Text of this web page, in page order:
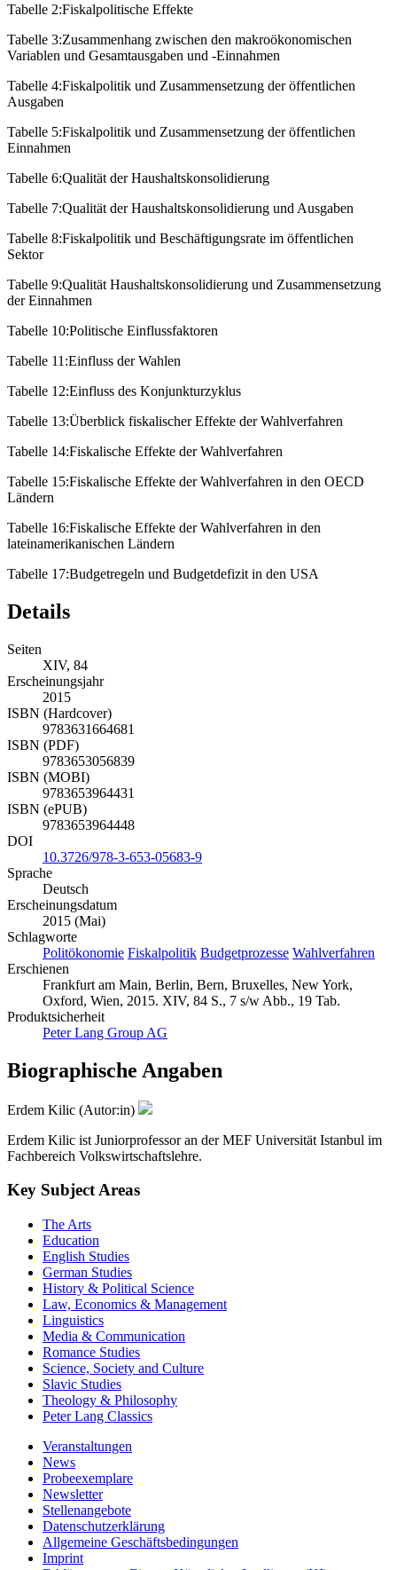
Tabelle 2:Fiskalpolitische Effekte
Tabelle 3:Zusammenhang zwischen den makroökonomischen
Variablen und Gesamtausgaben und -Einnahmen
Tabelle 4:Fiskalpolitik und Zusammensetzung der öffentlichen
Ausgaben
Tabelle 5:Fiskalpolitik und Zusammensetzung der öffentlichen
Einnahmen
Tabelle 6:Qualität der Haushaltskonsolidierung
Tabelle 7:Qualität der Haushaltskonsolidierung und Ausgaben
Tabelle 8:Fiskalpolitik und Beschäftigungsrate im öffentlichen
Sektor
Tabelle 9:Qualität Haushaltskonsolidierung und Zusammen­setzung
der Einnahmen
Tabelle 10:Politische Einflussfaktoren
Tabelle 11:Einfluss der Wahlen
Tabelle 12:Einfluss des Konjunkturzyklus
Tabelle 13:Überblick fiskalischer Effekte der Wahlverfahren
Tabelle 14:Fiskalische Effekte der Wahlverfahren
Tabelle 15:Fiskalische Effekte der Wahlverfahren in den OECD
Ländern
Tabelle 16:Fiskalische Effekte der Wahlverfahren in den
lateinamerikanischen Ländern
Tabelle 17:Budgetregeln und Budgetdefizit in den USA
Details
Seiten
XIV, 84
Erscheinungsjahr
2015
ISBN (Hardcover)
9783631664681
ISBN (PDF)
9783653056839
ISBN (MOBI)
9783653964431
ISBN (ePUB)
9783653964448
DOI
10.3726/978-3-653-05683-9
Sprache
Deutsch
Erscheinungsdatum
2015 (Mai)
Schlagworte
Politökonomie Fiskalpolitik Budgetprozesse Wahlverfahren
Erschienen
Frankfurt am Main, Berlin, Bern, Bruxelles, New York,
Oxford, Wien, 2015. XIV, 84 S., 7 s/w Abb., 19 Tab.
Produktsicherheit
Peter Lang Group AG
Biographische Angaben
Erdem Kilic (Autor:in)
Erdem Kilic ist Juniorprofessor an der MEF Universität Istanbul im
Fachbereich Volkswirtschaftslehre.
Key Subject Areas
The Arts
Education
English Studies
German Studies
History & Political Science
Law, Economics & Management
Linguistics
Media & Communication
Romance Studies
Science, Society and Culture
Slavic Studies
Theology & Philosophy
Peter Lang Classics
Veranstaltungen
News
Probeexemplare
Newsletter
Stellenangebote
Datenschutzerklärung
Allgemeine Geschäftsbedingungen
Imprint